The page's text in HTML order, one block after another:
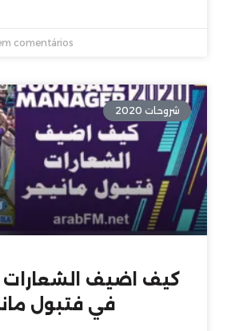
comentários
شروحات 2020
كيف اضيف الشعارات
في فتبول